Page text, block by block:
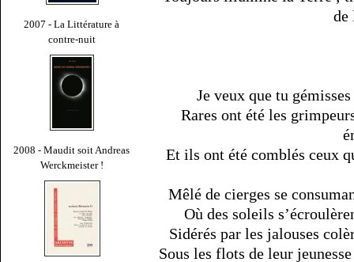
2007 - La Littérature à
contre-nuit
2008 - Maudit soit Andreas
Werckmeister !
de
Je veux que tu
Rares ont été les
Et ils ont été comblés ceux
Mêlé de cierges se
Où des soleils
Sidérés par les jalouses
Sous les flots de leur